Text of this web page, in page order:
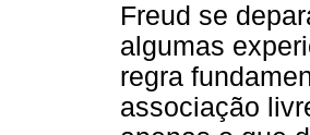
Freud se
algumas
regra
associação